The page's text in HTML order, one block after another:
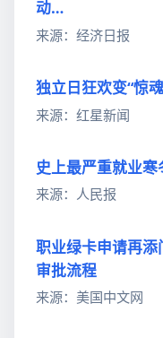
动…
来源：经济日报
独立日狂欢变“惊
来源：红星新闻
史上最严重就业寒
来源：人民报
职业绿卡申请再添
审批流程
来源：美国中文网